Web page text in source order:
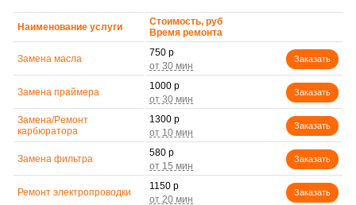
Наименование услуги
Стоимость, руб
Время ремонта
Замена масла
750 р
Заказать
Замена праймера
1000 р
Заказать
Замена/Pемонт
карбюратора
1300 р
Заказать
Замена фильтра
580 р
Заказать
Ремонт электропроводки
1150 р
Заказать